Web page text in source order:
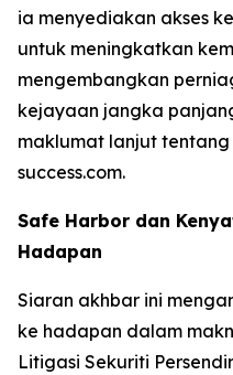
ia menyediakan akses
untuk meningkatkan
mengembangkan
kejayaan jangka
maklumat lanjut tentang
success.com.
Safe Harbor dan
Hadapan
Siaran akhbar ini
ke hadapan dalam
Litigasi Sekuriti